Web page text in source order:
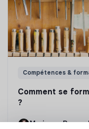
Compétences &
Comment se
?
Marianne